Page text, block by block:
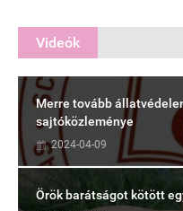
Videók
Merre tovább
sajtóközleménye
2024-04-09
Örök barátságot kötött